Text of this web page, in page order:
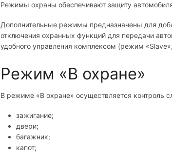
Режимы охраны обеспечивают защиту автомобиля
Дополнительные режимы предназначены для
отключения охранных функций для передачи
удобного управления комплексом (режим
Режим «В охране»
В режиме «В охране» осуществляется контроль
зажигание;
двери;
багажник;
капот;